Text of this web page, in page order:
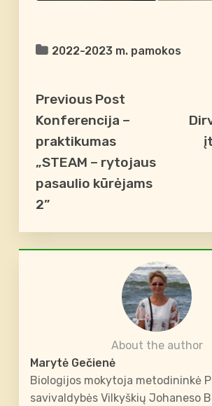
2022-2023 m. pamokos
Previous Post
Konferencija –
praktikumas
„STEAM – rytojaus
pasaulio kūrėjams
2”
About the author
Marytė Gečienė
Biologijos mokytoja metodininkė
savivaldybės Vilkyškių Johaneso